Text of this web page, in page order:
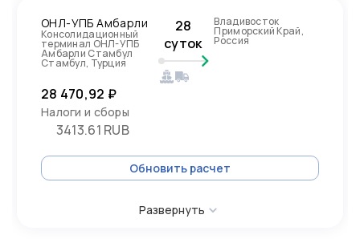
ОНЛ-УПБ Амбарли
Консолидационный
терминал ОНЛ-УПБ
Амбарли Стамбул
Стамбул, Турция
28
суток
Владивосток
Приморский Край,
Россия
28 470,92 ₽
Налоги и сборы
3413.61 RUB
Обновить расчет
Развернуть